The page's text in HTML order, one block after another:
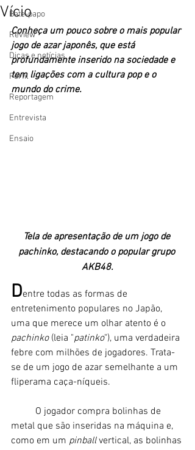
Bate-papo
Review
Dicas e notícias
Perfil
Reportagem
Entrevista
Ensaio
Vício
Conheça um pouco sobre o mais popular
jogo de azar japonês, que está
profundamente inserido na sociedade e
tem ligações com a cultura pop e o
mundo do crime.
Tela de apresentação de um jogo de
pachinko, destacando o popular grupo
AKB48.
Dentre todas as formas de
entretenimento populares no Japão,
uma que merece um olhar atento é o
pachinko (leia "patinko"), uma verdadeira
febre com milhões de jogadores. Trata-
se de um jogo de azar semelhante a um
fliperama caça-níqueis.
metal que são inseridas na máquina e,
como em um pinball vertical, as bolinhas